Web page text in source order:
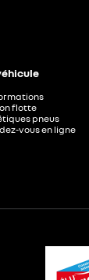
flotte
pneus
vous en ligne